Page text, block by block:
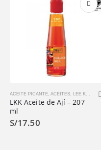
ACEITE PICANTE ACEITES LEE KUM KEE
LKK Aceite de Ají – 207
ml
S/17.50